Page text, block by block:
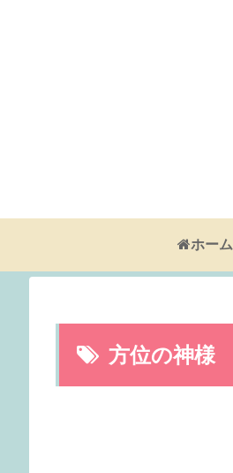
ホーム
方位の神様